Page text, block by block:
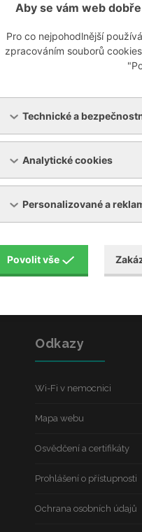
příklady jsou
diagnózy, kdy
v takových
Příkladem jsou
péči s
Ambulance
úbytkem a
Po pacientovi
popřípadě Vás
předpisu výživy
Odkazy
Wi-Fi v nemocnici
Mapa webu
Osvědčení a certifikáty
Prohlášení o přístupnosti
Ochrana osobních údajů
Aby se vám web
Pro co nejpohodlnější
zpracováním souborů
Technické a
Analytické cookies
Personalizované a
Povolit vše